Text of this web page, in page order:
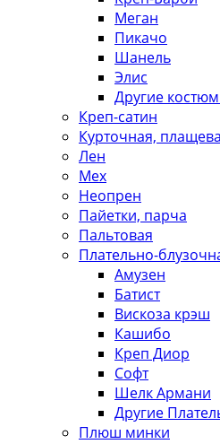
Меган
Пикачо
Шанель
Элис
Другие
Креп-сатин
Курточная,
Лен
Мех
Неопрен
Пайетки, парча
Пальтовая
Плательно-
Амузен
Батист
Вискоза крэш
Кашибо
Креп Диор
Софт
Шелк Армани
Другие
Плюш минки